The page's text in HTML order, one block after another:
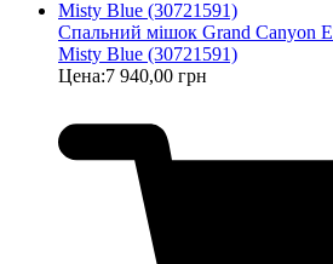
Спальний мішок Grand Canyon
Misty Blue (30721591)
Цена:7 940,00 грн